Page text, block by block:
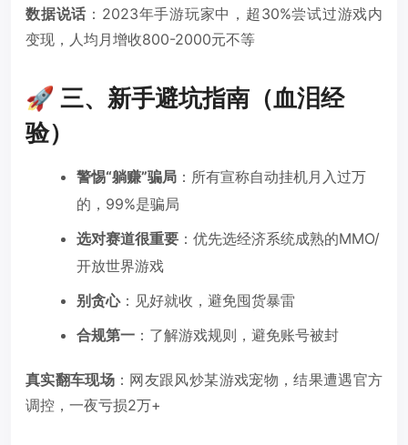
数据说话 ：2023年手游玩家中，超30%尝试过游戏内
变现，人均月增收800-2000元不等
🚀 三、新手避坑指南（血泪经
验）
警惕“躺赚”骗局 ：所有宣称自动挂机月入过万
的，99%是骗局
选对赛道很重要 ：优先选经济系统成熟的MMO/
开放世界游戏
别贪心：见好就收，避免囤货暴雷
合规第一 ：了解游戏规则，避免账号被封
真实翻车现场 ：网友跟风炒某游戏宠物，结果遭遇官方
调控，一夜亏损2万+